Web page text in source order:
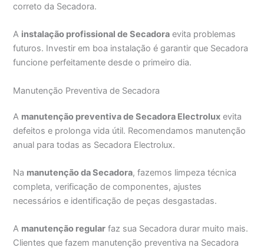
correto da Secadora.
A instalação profissional de Secadora evita problemas
futuros. Investir em boa instalação é garantir que Secadora
funcione perfeitamente desde o primeiro dia.
Manutenção Preventiva de Secadora
A manutenção preventiva de Secadora Electrolux evita
defeitos e prolonga vida útil. Recomendamos manutenção
anual para todas as Secadora Electrolux.
Na manutenção da Secadora, fazemos limpeza técnica
completa, verificação de componentes, ajustes
necessários e identificação de peças desgastadas.
A manutenção regular faz sua Secadora durar muito mais.
Clientes que fazem manutenção preventiva na Secadora